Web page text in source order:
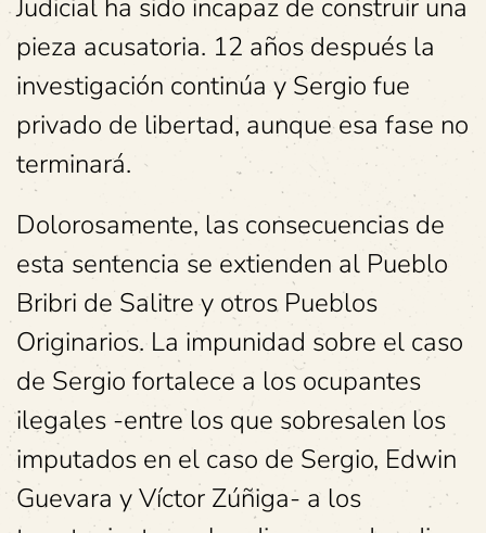
Judicial ha sido incapaz de construir una
pieza acusatoria. 12 años después la
investigación continúa y Sergio fue
privado de libertad, aunque esa fase no
terminará.
Dolorosamente, las consecuencias de
esta sentencia se extienden al Pueblo
Bribri de Salitre y otros Pueblos
Originarios. La impunidad sobre el caso
de Sergio fortalece a los ocupantes
ilegales -entre los que sobresalen los
imputados en el caso de Sergio, Edwin
Guevara y Víctor Zúñiga- a los